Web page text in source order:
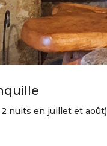
nuits en juillet et août)